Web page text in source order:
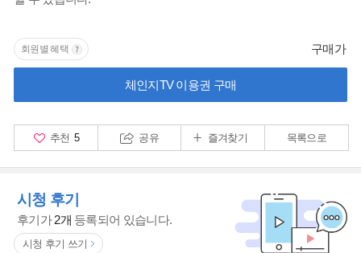
회원별 혜택 구매가
체인지TV 이용권 구매
추천 5 공유 즐겨찾기 목록으로
시청 후기
후기가2개 등록되어 있습니다.
시청 후기 쓰기